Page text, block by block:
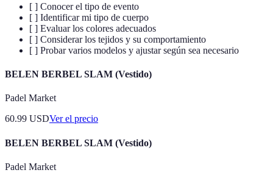
[ ] Conocer el tipo de evento
[ ] Identificar mi tipo de cuerpo
[ ] Evaluar los colores adecuados
[ ] Considerar los tejidos y su comportamiento
[ ] Probar varios modelos y ajustar según sea necesario
BELEN BERBEL SLAM (Vestido)
Padel Market
60.99 USDVer el precio
BELEN BERBEL SLAM (Vestido)
Padel Market